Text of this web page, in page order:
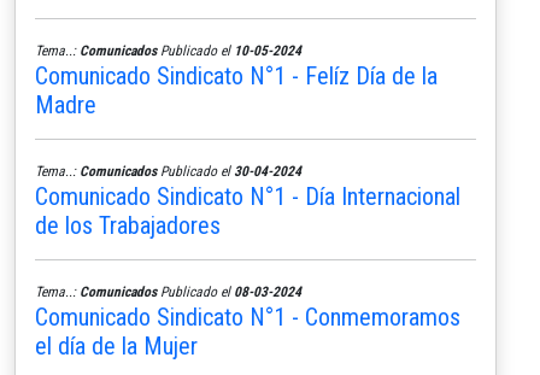
Tema..: ComunicadosPublicado el 10-05-2024
Comunicado Sindicato N°1 - Felíz Día de la
Madre
Tema..: ComunicadosPublicado el 30-04-2024
Comunicado Sindicato N°1 - Día Internacional
de los Trabajadores
Tema..: ComunicadosPublicado el 08-03-2024
Comunicado Sindicato N°1 - Conmemoramos
el día de la Mujer